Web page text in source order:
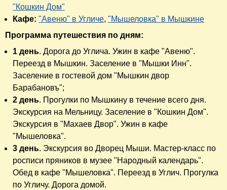
"Кошкин Дом"
Кафе: "Авеню" в Угличе, "Мышеловка" в Мышкине
Программа путешествия по дням:
1 день. Дорога до Углича. Ужин в кафе "Авеню".
Переезд в Мышкин. Заселение в "Мышки Инн".
Заселение в гостевой дом "Мышкин двор
Барабановъ";
2 день. Прогулки по Мышкину в течение всего дня.
Экскурсия на Мельницу. Заселение в "Кошкин Дом".
Экскурсия в "Махаев Двор". Ужин в кафе
"Мышеловка".
3 день. Экскурсия во Дворец Мыши. Мастер-класс по
росписи пряников в музее "Народный календарь".
Обед в кафе "Мышеловка". Переезд в Углич. Прогулка
по Угличу. Дорога домой.